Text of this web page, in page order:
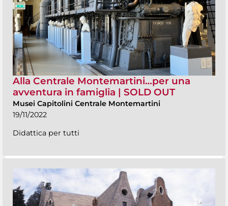
Alla Centrale Montemartini…per una
avventura in famiglia | SOLD OUT
Musei Capitolini Centrale Montemartini
19/11/2022
Didattica per tutti